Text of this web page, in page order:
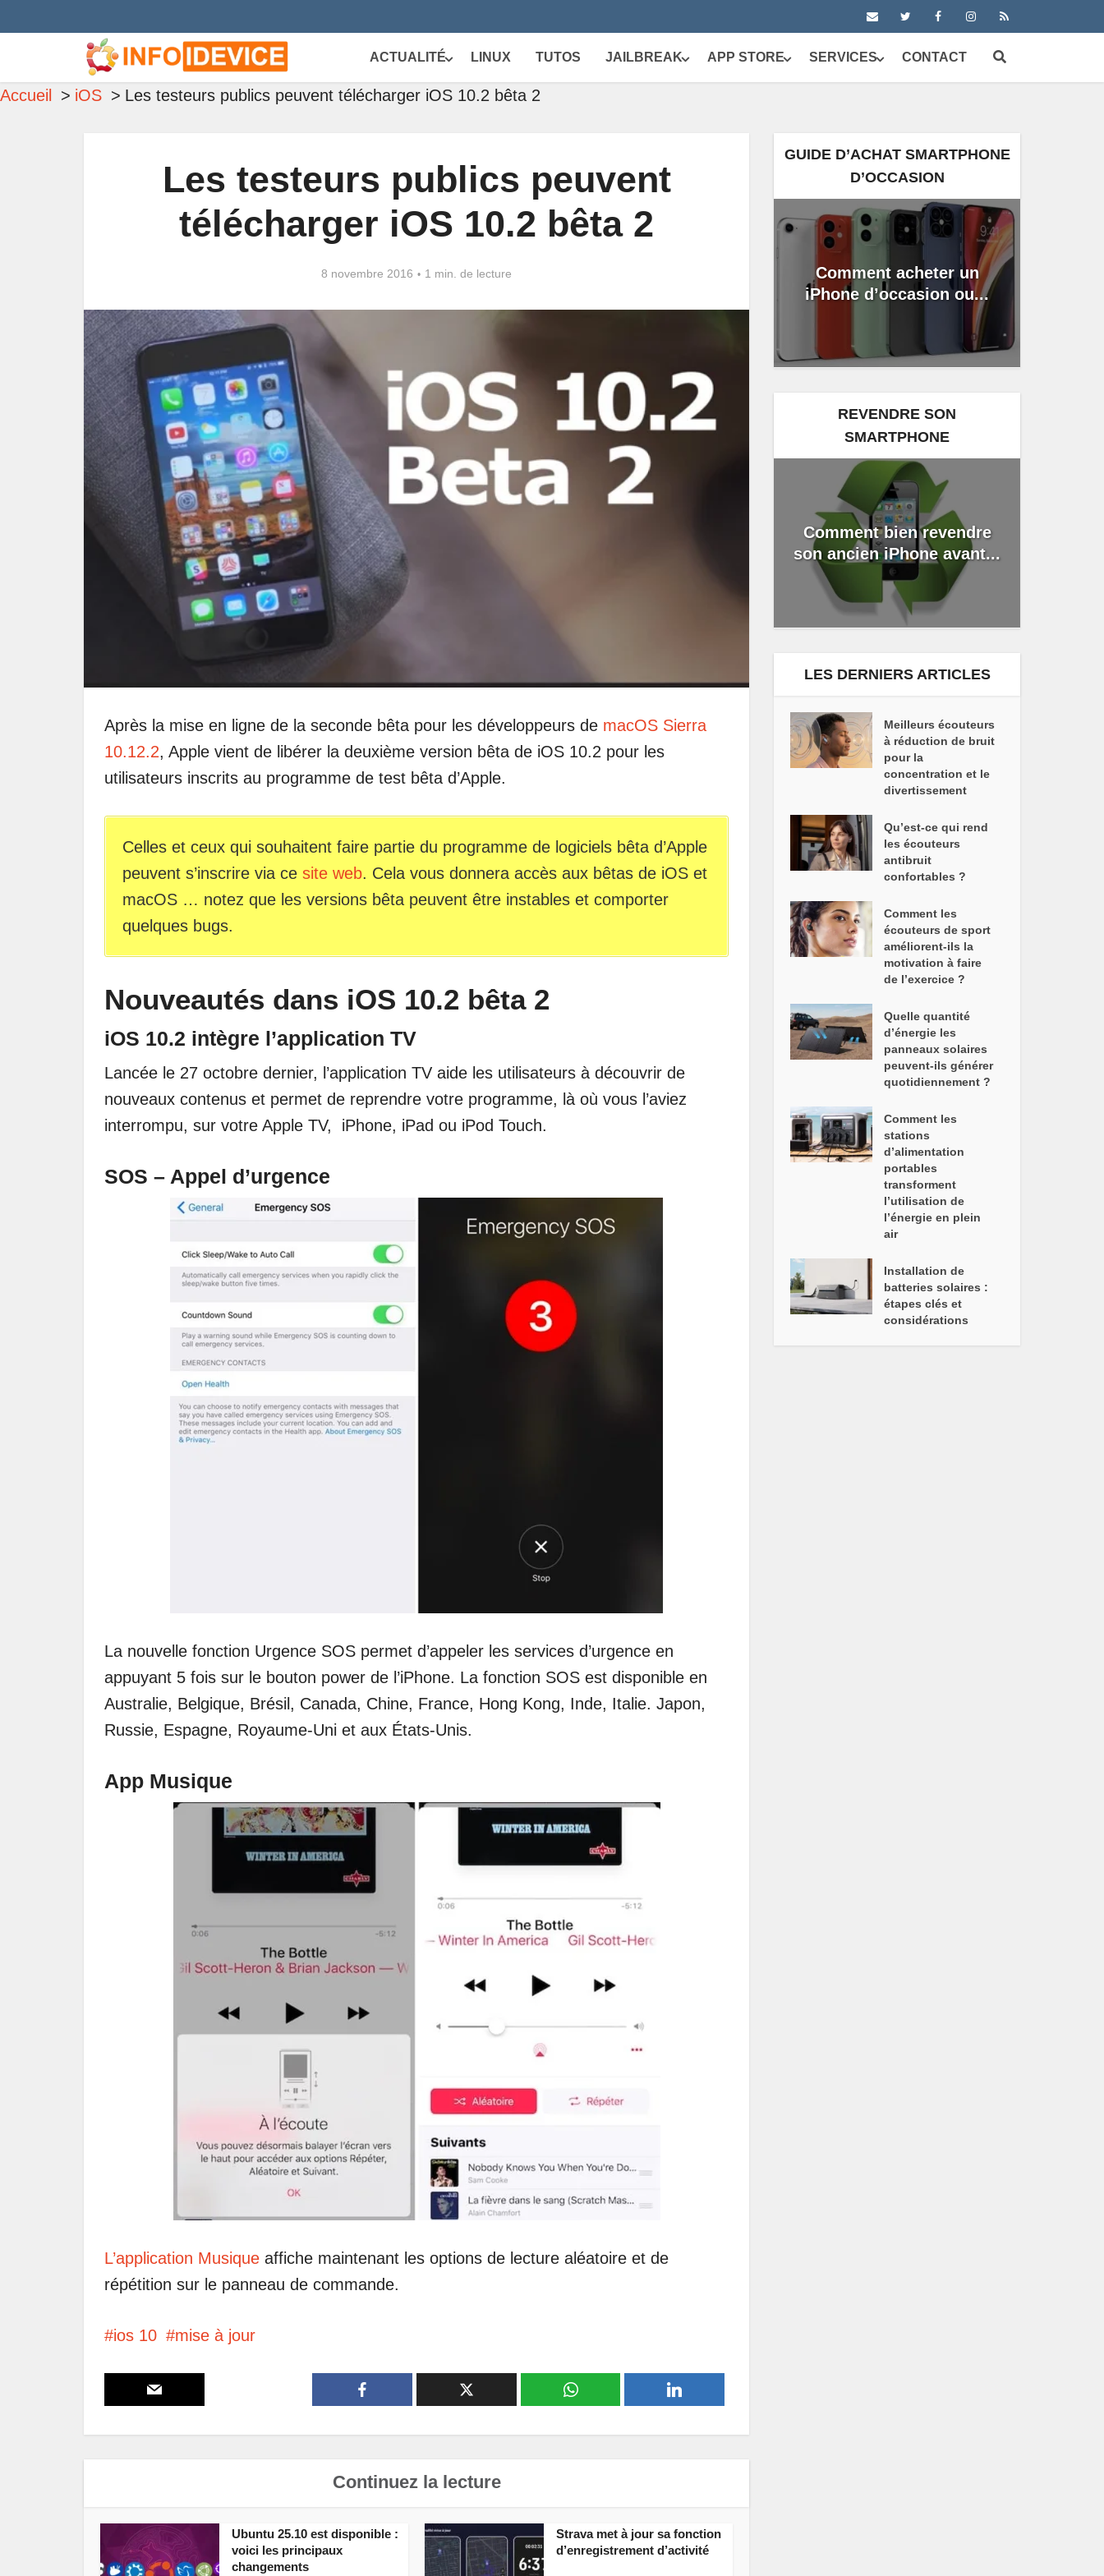
ACTUALITÉ LINUX TUTOS JAILBREAK APP STORE SERVICES CONTACT
Accueil iOS Les testeurs publics peuvent télécharger iOS 10.2 bêta 2
Les testeurs publics peuvent
télécharger iOS 10.2 bêta 2
8 novembre 2016 1 min. de lecture
Après la mise en ligne de la seconde bêta pour les développeurs de macOS Sierra
10.12.2, Apple vient de libérer la deuxième version bêta de iOS 10.2 pour les
utilisateurs inscrits au programme de test bêta d’Apple.
Celles et ceux qui souhaitent faire partie du programme de logiciels bêta d’Apple
peuvent s’inscrire via ce site web. Cela vous donnera accès aux bêtas de iOS et
macOS … notez que les versions bêta peuvent être instables et comporter
quelques bugs.
Nouveautés dans iOS 10.2 bêta 2
iOS 10.2 intègre l’application TV
Lancée le 27 octobre dernier, l’application TV aide les utilisateurs à découvrir de
nouveaux contenus et permet de reprendre votre programme, là où vous l’aviez
interrompu, sur votre Apple TV, iPhone, iPad ou iPod Touch.
SOS – Appel d’urgence
La nouvelle fonction Urgence SOS permet d’appeler les services d’urgence en
appuyant 5 fois sur le bouton power de l’iPhone. La fonction SOS est disponible en
Australie, Belgique, Brésil, Canada, Chine, France, Hong Kong, Inde, Italie. Japon,
Russie, Espagne, Royaume-Uni et aux États-Unis.
App Musique
L’application Musique affiche maintenant les options de lecture aléatoire et de
répétition sur le panneau de commande.
ios 10 mise à jour
Continuez la lecture
Ubuntu 25.10 est disponible :
voici les principaux
changements
Strava met à jour sa fonction
d’enregistrement d’activité
GUIDE D’ACHAT SMARTPHONE
D’OCCASION
Comment acheter un
iPhone d’occasion ou...
REVENDRE SON
SMARTPHONE
Comment bien revendre
son ancien iPhone avant...
LES DERNIERS ARTICLES
Meilleurs écouteurs
à réduction de bruit
pour la
concentration et le
divertissement
Qu’est-ce qui rend
les écouteurs
antibruit
confortables ?
Comment les
écouteurs de sport
améliorent-ils la
motivation à faire
de l’exercice ?
Quelle quantité
d’énergie les
panneaux solaires
peuvent-ils générer
quotidiennement ?
Comment les
stations
d’alimentation
portables
transforment
l’utilisation de
l’énergie en plein
air
Installation de
batteries solaires :
étapes clés et
considérations